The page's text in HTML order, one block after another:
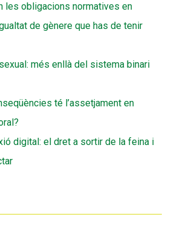
les obligacions normatives en
de gènere que has de tenir
més enllà del sistema binari
té l’assetjament en
digital: el dret a sortir de la feina i